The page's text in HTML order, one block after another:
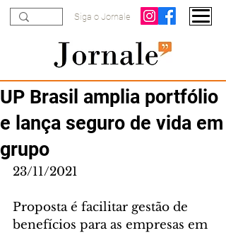
Siga o Jornale
UP Brasil amplia portfólio
e lança seguro de vida em
grupo
23/11/2021
Proposta é facilitar gestão de
benefícios para as empresas em